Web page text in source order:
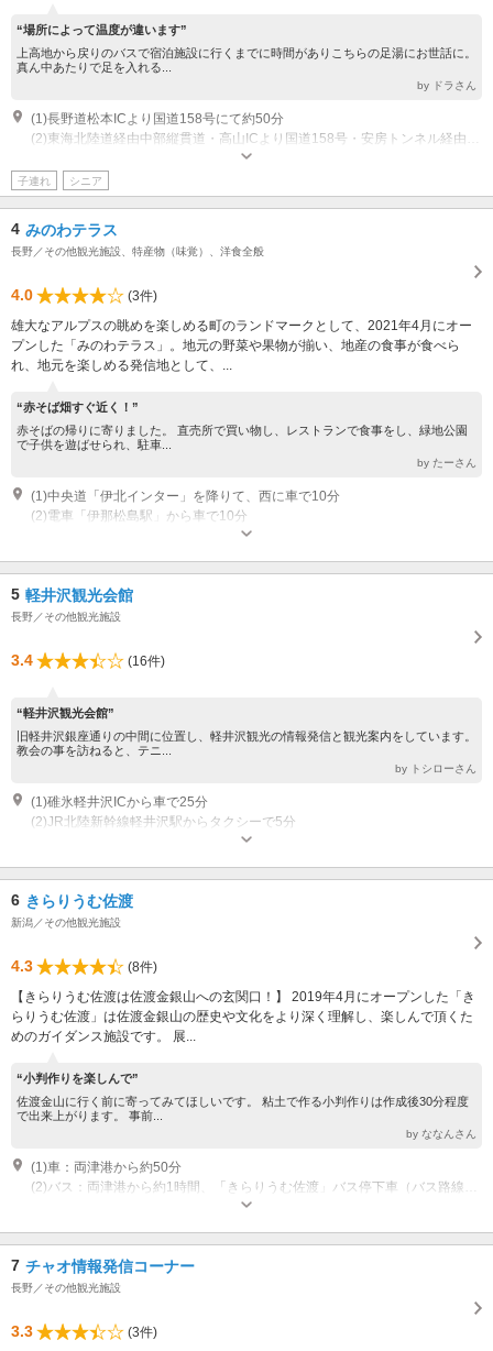
“場所によって温度が違います”
上高地から戻りのバスで宿泊施設に行くまでに時間がありこちらの足湯にお世話に。
真ん中あたりで足を入れる...
by ドラさん
(1)長野道松本ICより国道158号にて約50分
子連れ シニア
4 みのわテラス
長野／その他観光施設、特産物（味覚）、洋食全般
4.0
(3件)
雄大なアルプスの眺めを楽しめる町のランドマークとして、2021年4月にオー
プンした「みのわテラス」。地元の野菜や果物が揃い、地産の食事が食べら
れ、地元を楽しめる発信地として、...
“赤そば畑すぐ近く！”
赤そばの帰りに寄りました。 直売所で買い物し、レストランで食事をし、緑地公園
で子供を遊ばせられ、駐車...
by たーさん
(1)中央道「伊北インター」を降りて、西に車で10分
(2)電車「伊那松島駅」から車で10分
営業：農産物直売所「ファームテラスみのわ」営業時間：9時～18時、定休
業時間：10時～19時、定休日：月曜 / レストラン＆カフェ「やまびこテ
ラス」営業時間：9時30分～16時(15時30分ラストオーダー)、定休日：月
曜 / 農産物加工所「みのわ加工」営業時間：9時～17時、定休日：土日祝
その他：※営業日、営業時間は変更する場合があります 電話にてご確認く
ださい
5 軽井沢観光会館
長野／その他観光施設
3.4 (16件)
“軽井沢観光会館”
旧軽井沢銀座通りの中間に位置し、軽井沢観光の情報発信と観光案内をしています。
教会の事を訪ねると、テニ...
by トシローさん
(1)碓氷軽井沢ICから車で25分
(2)JR北陸新幹線軽井沢駅からタクシーで5分
6 きらりうむ佐渡
新潟／その他観光施設
4.3
(8件)
【きらりうむ佐渡は佐渡金銀山への玄関口！】 2019年4月にオープンした「き
らりうむ佐渡」は佐渡金銀山の歴史や文化をより深く理解し、楽しんで頂くた
めのガイダンス施設です。 展...
“小判作りを楽しんで”
佐渡金山に行く前に寄ってみてほしいです。 粘土で作る小判作りは作成後30分程度
で出来上がります。 事前...
by ななんさん
(1)車：両津港から約50分
開館時間：月曜日～日曜日 8：30～17：00 （展示室最終受付16：30）
7 チャオ情報発信コーナー
長野／その他観光施設
3.3 (3件)